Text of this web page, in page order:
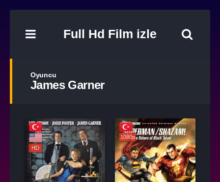
Full Hd Film izle
Oyuncu
James Garner
HD
1080p